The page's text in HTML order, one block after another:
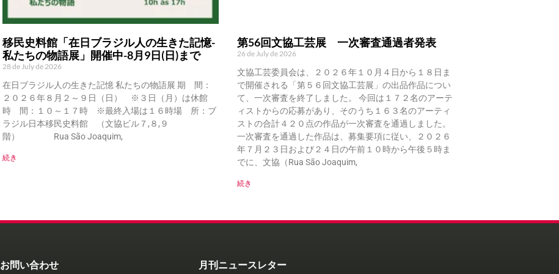
移民史料館「在日ブラジル人の生きた記憶-
私たちの物語展」開催中-8月9日(日)まで
28 de July de 2026
在日ブラジル人の生きた記憶 私たちの物語展 期 間：
２０２６年８月２～９日（日） ※３日（月）は休館
時 間：１０～１７時 ※最終入場は１６時場 所：ブ
ラジル日本移民史料館 （文協ビル７,８,９
階） Rua São Joaquim,
続き
第56回文協工芸展 一次審査通過者発表
26 de July de 2026
文協工芸委員会は、２０２６年１０月４日から１８日ま
で開催される「第５６回文協工芸展」の出品作品につい
て、一次審査を終了しました。 今回は１７２名のアーテ
ィストからの応募があり、そのうち１６３名のアーティ
ストの合計４２０点の作品が一次審査を通過しました。
一次審査を通過した作品は、募集要項に従い、２０２６
年７月２３日および２４日の午前１０時から午後５時ま
でに、文協（Rua São Joaquim,
続き
お問い合わせ 月刊ニュースレター